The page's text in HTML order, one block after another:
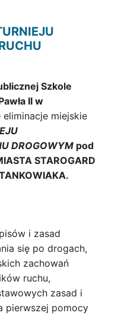
Szkole
II w
eliminacje miejskie
DROGOWYM pod
STAROGARD
i zasad
się po drogach,
zachowań
ruchu,
zasad i
pierwszej pomocy